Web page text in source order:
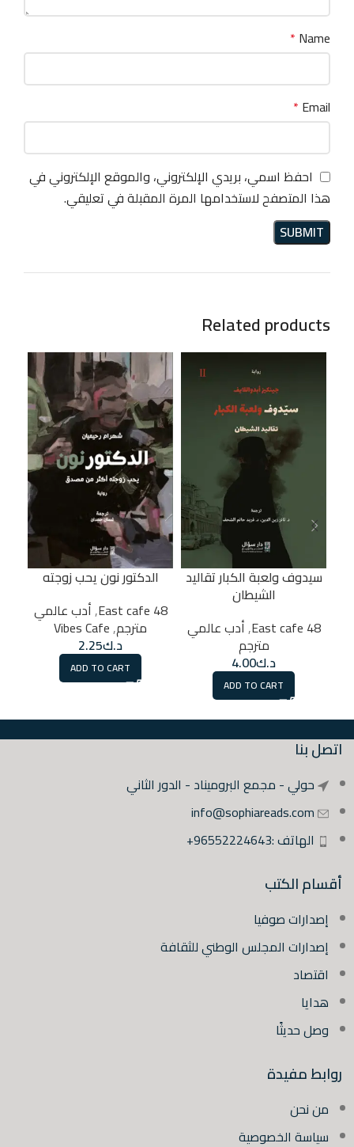
Name
*
Email
*
احفظ اسمي، بريدي الإلكتروني، والموقع الإلكتروني في
هذا المتصفح لاستخدامها المرة المقبلة في تعليقي.
Related products
سيدوف ولعبة الكبار تقاليد
الشيطان
48 East cafe
,أدب عالمي
مترجم
د.ك4.00
ADD TO CART
الدكتور نون يحب زوجته
48 East cafe
,أدب عالمي
مترجم,
Vibes Cafe
د.ك2.25
ADD TO CART
اتصل بنا
حولي - مجمع البروميناد - الدور الثاني
info@sophiareads.com
الهاتف :96552224643+
أقسام الكتب
إصدارات صوفيا
إصدارات المجلس الوطني للثقافة
اقتصاد
هدايا
وصل حديثًا
روابط مفيدة
من نحن
سياسة الخصوصية